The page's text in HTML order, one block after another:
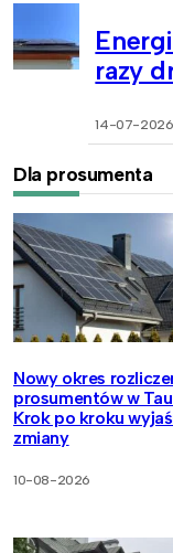
razy
14-07-2026
Dla prosumenta
Nowy okres
prosumentów w
Krok po kroku
zmiany
10-08-2026